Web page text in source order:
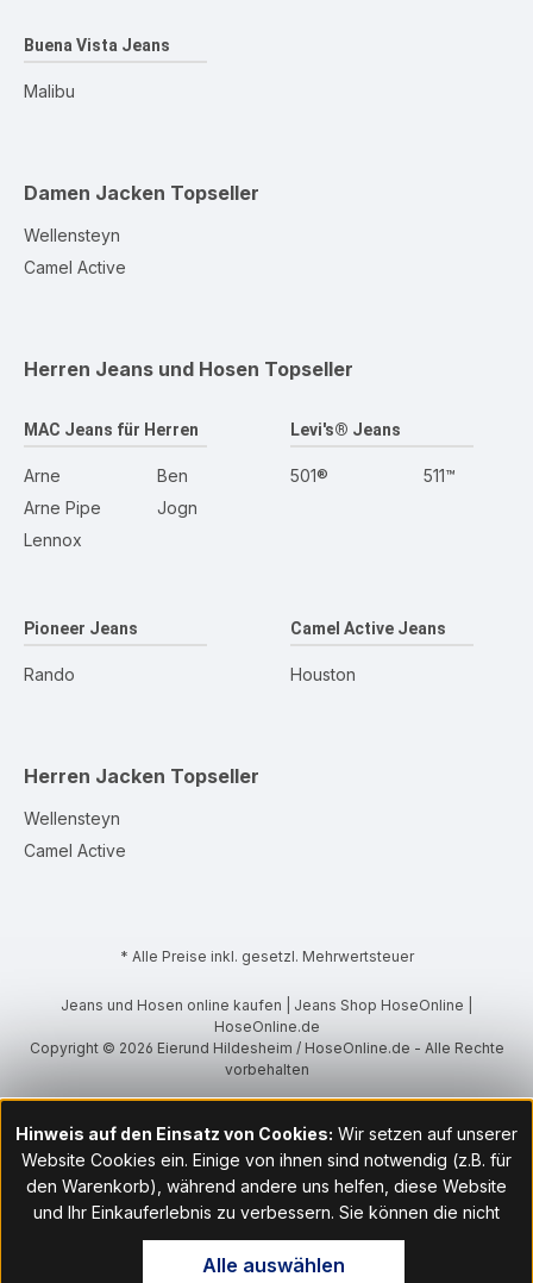
Buena Vista Jeans
Malibu
Damen Jacken Topseller
Wellensteyn
Camel Active
Herren Jeans und Hosen Topseller
MAC Jeans für Herren
Arne
Arne Pipe
Lennox
Ben
Jogn
Levi's® Jeans
501® 511™
Pioneer Jeans
Rando
Camel Active Jeans
Houston
Herren Jacken Topseller
Wellensteyn
Camel Active
* Alle Preise inkl. gesetzl. Mehrwertsteuer
Jeans und Hosen online kaufen | Jeans Shop HoseOnline |
HoseOnline.de
Copyright © 2026 Eierund Hildesheim / HoseOnline.de - Alle Rechte
vorbehalten
Hinweis auf den Einsatz von Cookies: Wir setzen auf unserer
Website Cookies ein. Einige von ihnen sind notwendig (z.B. für
den Warenkorb), während andere uns helfen, diese Website
und Ihr Einkauferlebnis zu verbessern. Sie können die nicht
notwendigen Cookies mit Klick auf „OK“ akzeptieren oder per
Klick auf "Nur technisch notwendige akzeptieren" ablehnen. Den
Alle auswählen